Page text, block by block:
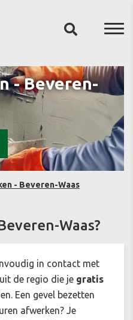
- Beveren-
- Beveren-Waas
Waas?
in contact met
uit de regio die je gratis
Een gevel bezetten
afwerken? Je